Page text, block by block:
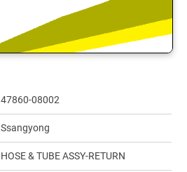
47860-08002
Ssangyong
HOSE & TUBE ASSY-RETURN